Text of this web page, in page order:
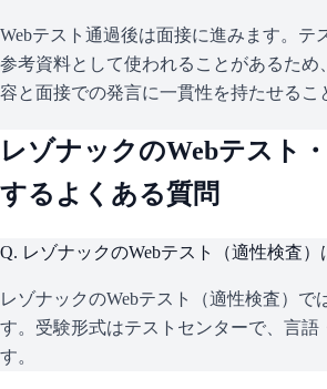
Webテスト通過後は面接に進みます。テ
参考資料として使われることがあるため
容と面接での発言に一貫性を持たせるこ
レゾナックのWebテスト
するよくある質問
Q. レゾナックのWebテスト（適性検査）
レゾナックのWebテスト（適性検査）で
す。受験形式はテストセンターで、言語
す。